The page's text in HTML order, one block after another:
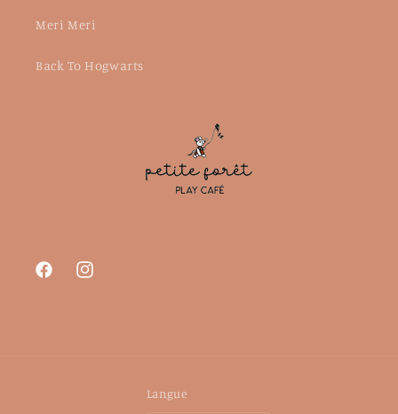
Meri Meri
Back To Hogwarts
FacebookInstagram
Langue